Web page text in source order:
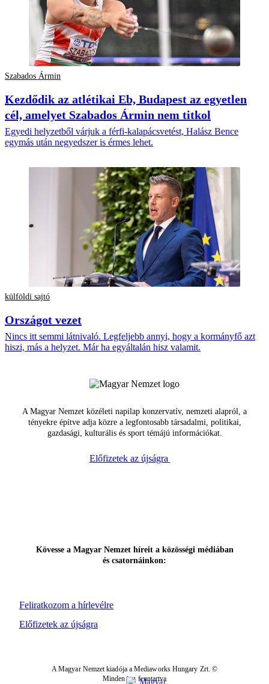
Szabados Ármin
Kezdődik az atlétikai Eb, Budapest az egyetlen
cél, amelyet Szabados Ármin nem titkol
Egyedi helyzetből várjuk a férfi-kalapácsvetést, Halász Bence
egymás után negyedszer is érmes lehet.
külföldi sajtó
Országot vezet
Nincs itt semmi látnivaló. Legfeljebb annyi, hogy a kormányfő azt
hiszi, más a helyzet. Már ha egyáltalán hisz valamit.
A Magyar Nemzet közéleti napilap konzervatív, nemzeti alapról, a
tényekre építve adja közre a legfontosabb társadalmi, politikai,
gazdasági, kulturális és sport témájú információkat.
Előfizetek az újságra
Feliratkozom a hírlevélre
Kövesse a Magyar Nemzet híreit a közösségi médiában
és csatornáinkon:
Előfizetek az újságra
A Magyar Nemzet kiadója a Mediaworks Hungary Zrt. ©
Minden jog fenntartva